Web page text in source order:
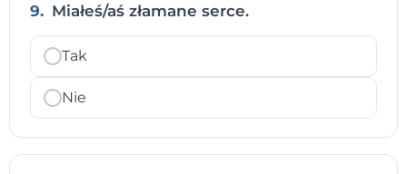
9. Miałeś/aś złamane serce.
Tak
Nie